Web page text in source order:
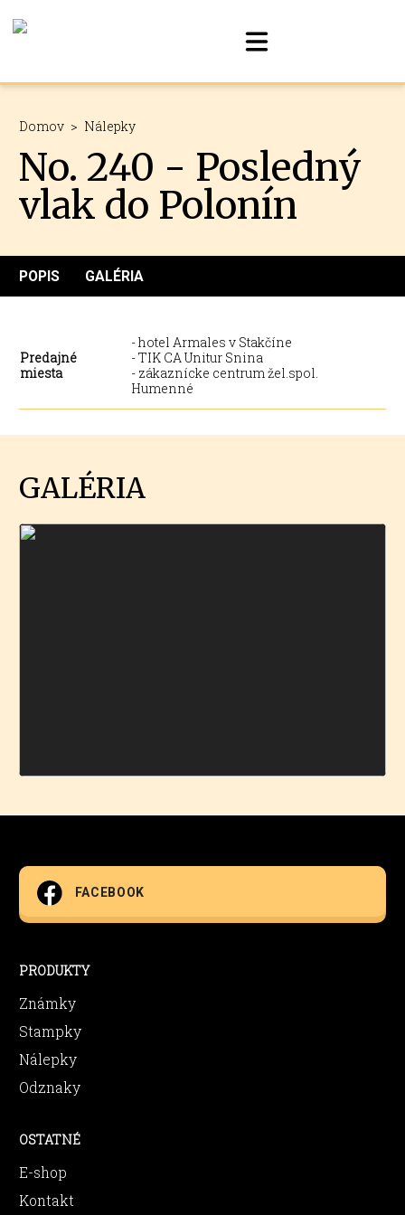
Domov > Nálepky
No. 240 - Posledný
vlak do Polonín
POPIS GALÉRIA
Predajné
miesta
- hotel Armales v Stakčíne
- TIK CA Unitur Snina
- zákaznícke centrum žel.spol.
Humenné
GALÉRIA
FACEBOOK
PRODUKTY
Známky
Stampky
Nálepky
Odznaky
OSTATNÉ
E-shop
Kontakt